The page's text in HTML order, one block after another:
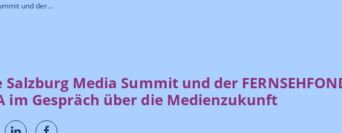
und der...
Salzburg Media Summit und der
im Gespräch über die Medienzukunft